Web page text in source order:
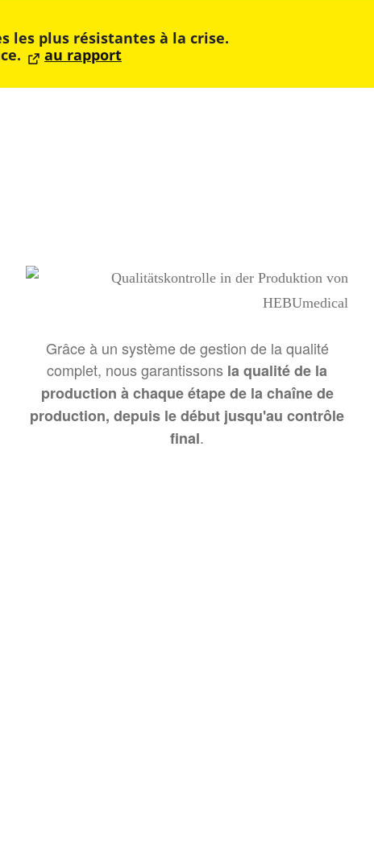
les plus résistantes à la crise.
au rapport
Grâce à un système de gestion de la qualité
complet, nous garantissons la qualité de la
production à chaque étape de la chaîne de
production, depuis le début jusqu'au contrôle
final.